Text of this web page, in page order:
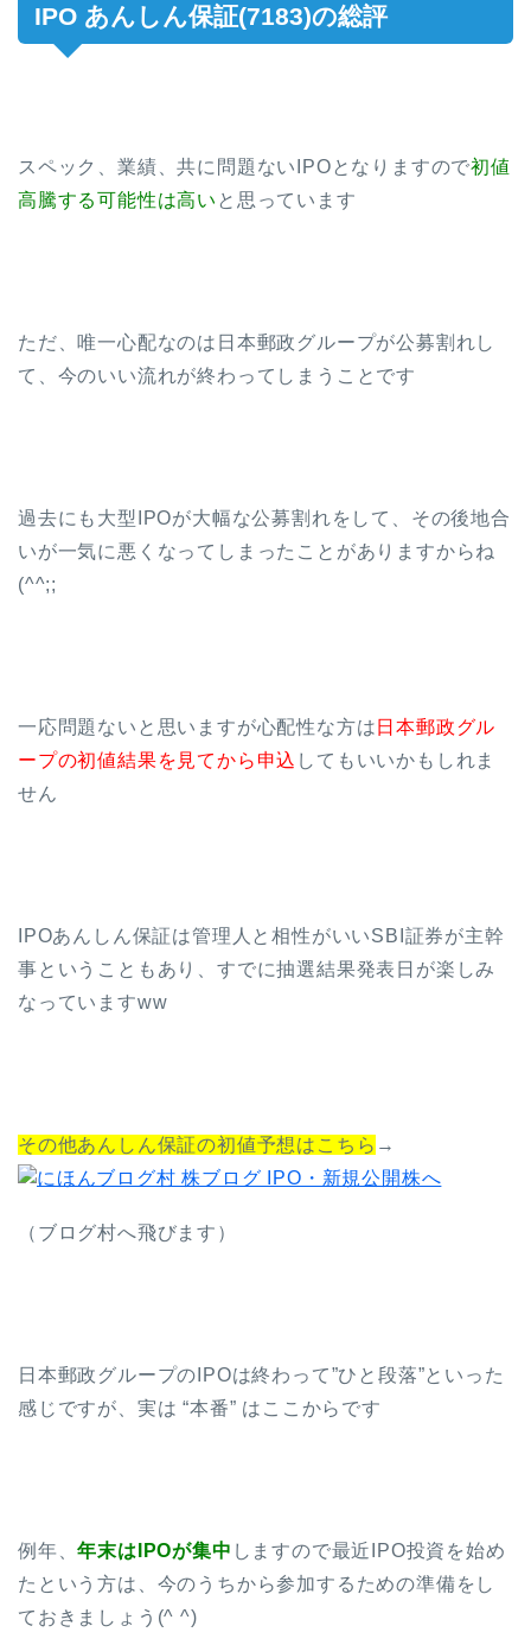
IPO あんしん保証(7183)の総評
スペック、業績、共に問題ないIPOとなりますので初値
高騰する可能性は高い と思っています
ただ、唯一心配なのは日本郵政グループが公募割れし
て、今のいい流れが終わってしまうことです
過去にも大型IPOが大幅な公募割れをして、その後地合
いが一気に悪くなってしまったことがありますからね
(^^;;
一応問題ないと思いますが心配性な方は 日本郵政グル
ープの初値結果を見てから申込 してもいいかもしれま
せん
IPOあんしん保証は管理人と相性がいいSBI証券が主幹
事ということもあり、すでに抽選結果発表日が楽しみ
なっていますww
その他あんしん保証の初値予想はこちら →
（ブログ村へ飛びます）
日本郵政グループのIPOは終わって”ひと段落”といった
感じですが、実は “本番” はここからです
例年、年末はIPOが集中 しますので最近IPO投資を始め
たという方は、今のうちから参加するための準備をし
ておきましょう(^ ^)